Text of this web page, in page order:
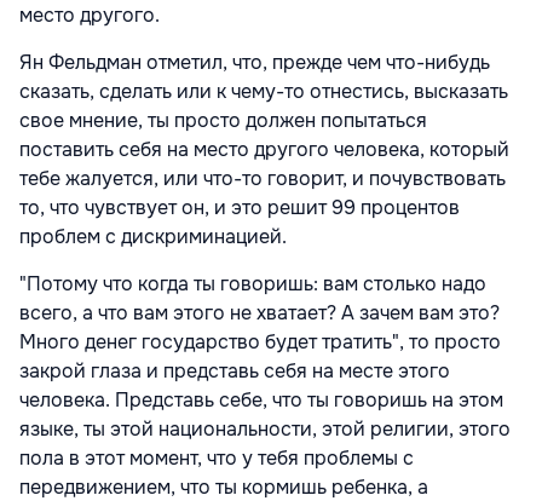
место другого.
Ян Фельдман отметил, что, прежде чем что-нибудь
сказать, сделать или к чему-то отнестись, высказать
свое мнение, ты просто должен попытаться
поставить себя на место другого человека, который
тебе жалуется, или что-то говорит, и почувствовать
то, что чувствует он, и это решит 99 процентов
проблем с дискриминацией.
"Потому что когда ты говоришь: вам столько надо
всего, а что вам этого не хватает? А зачем вам это?
Много денег государство будет тратить", то просто
закрой глаза и представь себя на месте этого
человека. Представь себе, что ты говоришь на этом
языке, ты этой национальности, этой религии, этого
пола в этот момент, что у тебя проблемы с
передвижением, что ты кормишь ребенка, а